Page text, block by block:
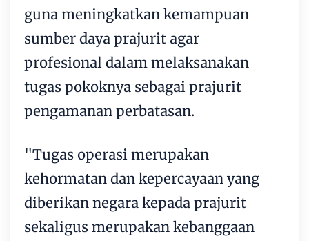
guna meningkatkan kemampuan
sumber daya prajurit agar
profesional dalam melaksanakan
tugas pokoknya sebagai prajurit
pengamanan perbatasan.
"Tugas operasi merupakan
kehormatan dan kepercayaan yang
diberikan negara kepada prajurit
sekaligus merupakan kebanggaan